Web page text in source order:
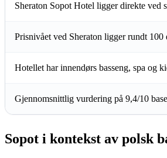
Sheraton Sopot Hotel ligger direkte ved
Prisnivået ved Sheraton ligger rundt 100
Hotellet har innendørs basseng, spa og
Gjennomsnittlig vurdering på 9,4/10
Sopot i kontekst av polsk